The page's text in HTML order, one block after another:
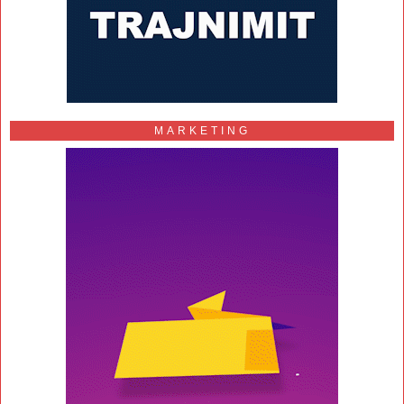
MARKETING